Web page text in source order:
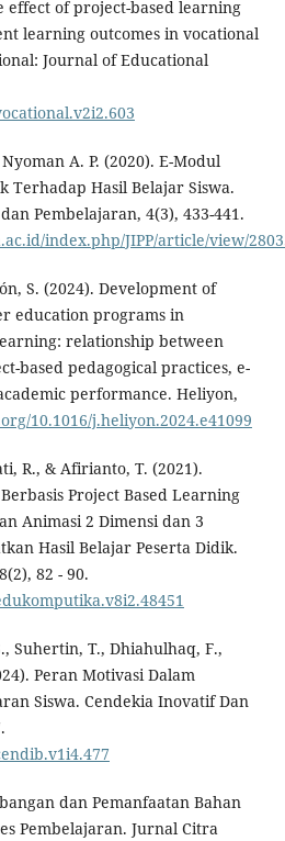
effect of project-based learning
learning outcomes in vocational
Journal of Educational
A. P. (2020). E-Modul
Terhadap Hasil Belajar Siswa.
Pembelajaran, 4(3), 433-441.
index.php/JIPP/article/view/
S. (2024). Development of
education programs in
relationship between
based pedagogical practices, e-
performance. Heliyon,
10.1016/j.heliyon.2024.e41099
R., & Afirianto, T. (2021).
Project Based Learning
Animasi 2 Dimensi dan 3
Hasil Belajar Peserta Didik.
82 - 90.
Suhertin, T., Dhiahulhaq, F.,
Peran Motivasi Dalam
Siswa. Cendekia Inovatif Dan
dan Pemanfaatan Bahan
Pembelajaran. Jurnal Citra